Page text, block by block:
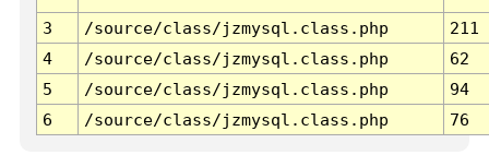
3 /source/class/jzmysql.class.php
211
4
/source/class/jzmysql.class.php
62
5
/source/class/jzmysql.class.php
94
6
/source/class/jzmysql.class.php 76